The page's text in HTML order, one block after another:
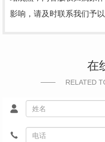
影响，请及时联系我们予以
在
RELATED